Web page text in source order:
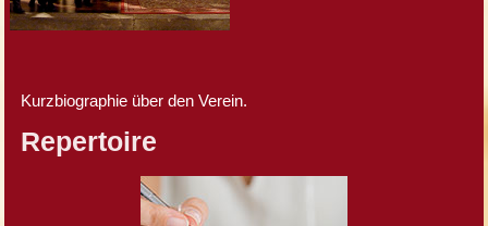
Kurzbiographie über den Verein.
Repertoire